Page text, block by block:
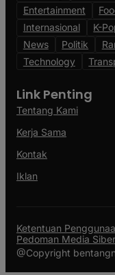
Entertainment
Internasional
K-
News
Politik
Technology
Link Penting
Tentang Kami
Kerja Sama
Kontak
Iklan
Ketentuan
Pedoman Media Siber
@Copyright